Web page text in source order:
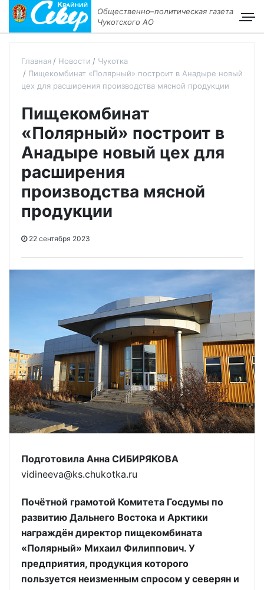
Общественно–политическая газета
Чукотского АО
Главная Новости
Чукотка
Пищекомбинат «Полярный» построит в Анадыре новый
цех для расширения производства мясной продукции
Пищекомбинат
«Полярный» построит в
Анадыре новый цех для
расширения
производства мясной
продукции
22 сентября 2023
Подготовила Анна СИБИРЯКОВА
vidineeva@ks.chukotka.ru
Почётной грамотой Комитета Госдумы по
развитию Дальнего Востока и Арктики
награждён директор пищекомбината
«Полярный» Михаил Филиппович. У
предприятия, продукция которого
пользуется неизменным спросом у северян и